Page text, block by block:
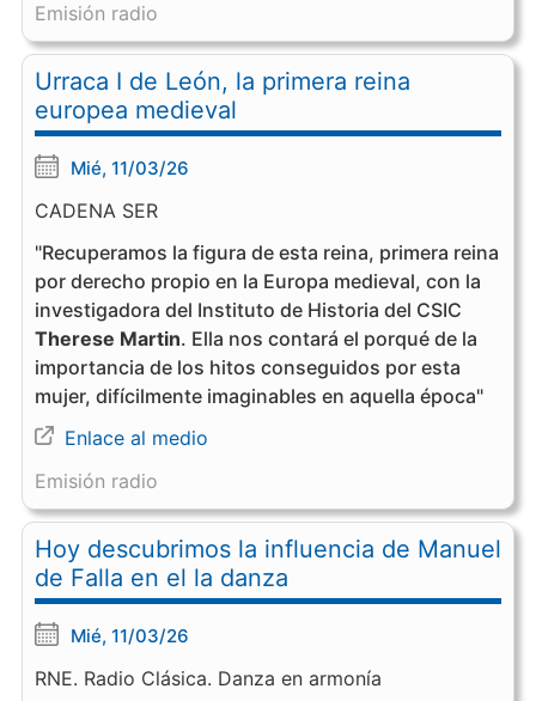
Emisión radio
Urraca I de León, la primera reina
europea medieval
Mié, 11/03/26
CADENA SER
"Recuperamos la figura de esta reina, primera reina
por derecho propio en la Europa medieval, con la
investigadora del Instituto de Historia del CSIC
Therese Martin. Ella nos contará el porqué de la
importancia de los hitos conseguidos por esta
mujer, difícilmente imaginables en aquella época"
Enlace al medio
Emisión radio
Hoy descubrimos la influencia de Manuel
de Falla en el la danza
Mié, 11/03/26
RNE. Radio Clásica. Danza en armonía